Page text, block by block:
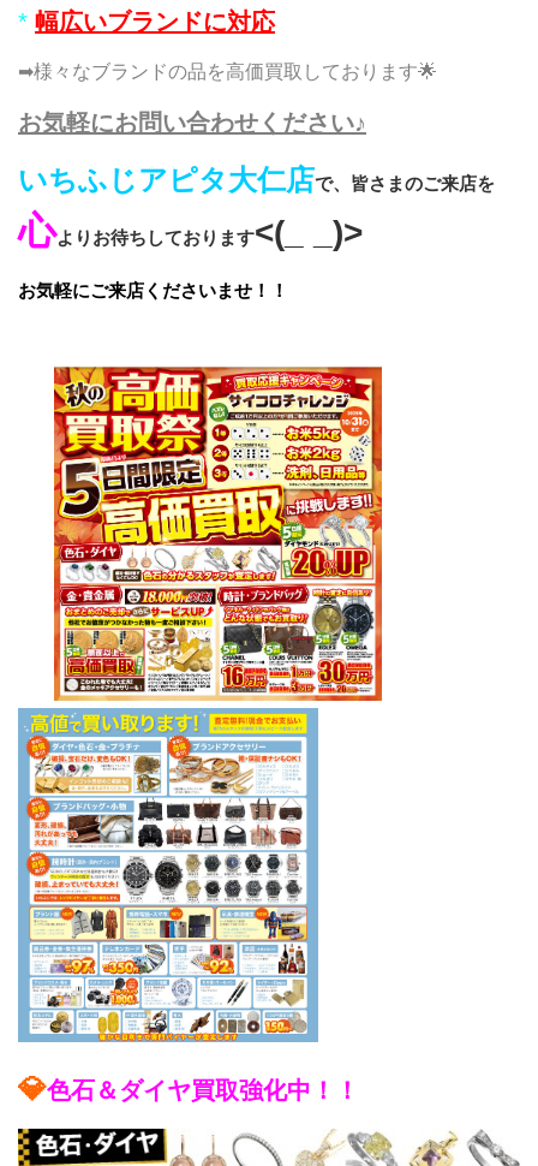
* 幅広いブランドに対応
➡様々なブランドの品を高価買取しております🌟
お気軽にお問い合わせください♪
いちふじアピタ大仁店で、皆さまのご来店を
心よりお待ちしております<(_ _)>
お気軽にご来店くださいませ！！
💎色石＆ダイヤ買取強化中！！